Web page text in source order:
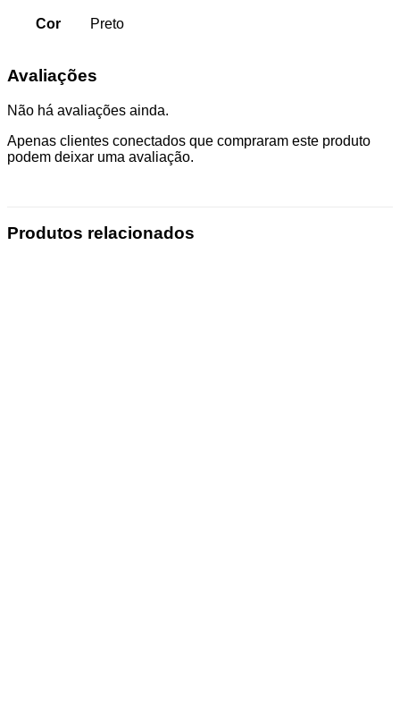
Cor Preto
Avaliações
Não há avaliações ainda.
Apenas clientes conectados que compraram este produto
podem deixar uma avaliação.
Produtos relacionados